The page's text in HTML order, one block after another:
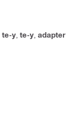
te-y te-y adapter